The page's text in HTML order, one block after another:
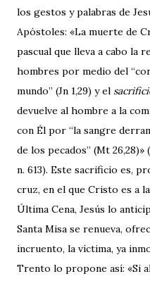
los gestos y palabras de
Apóstoles: «La muerte de
pascual que lleva a cabo la
hombres por medio del
mundo” (Jn 1,29) y el
devuelve al hombre a la
con Él por “la sangre
de los pecados” (Mt 26,28)» (
n. 613). Este sacrificio es,
cruz, en el que Cristo es a
Última Cena, Jesús lo
Santa Misa se renueva,
incruento, la víctima, ya
Trento lo propone así: «Si